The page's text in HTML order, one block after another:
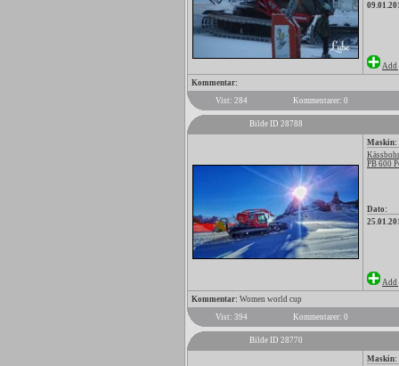
Add
Kommentar:
Vist: 284
Kommentarer: 0
Bilde ID 28788
Maskin:
PB 600
Dato:
Add
Kommentar: Women world cup
Vist: 394
Kommentarer: 0
Bilde ID 28770
Maskin: